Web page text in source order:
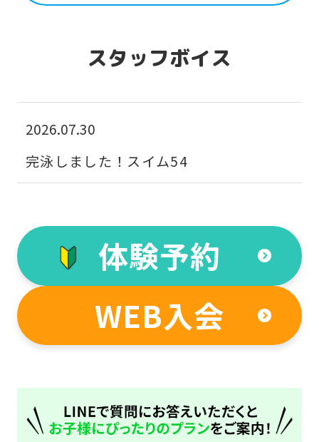
スタッフボイス
2026.07.30
完泳しました！スイム54
体験予約
WEB入会